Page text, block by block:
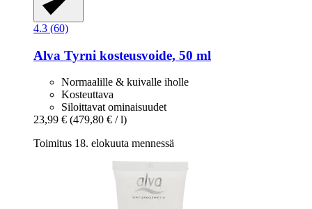
4.3 (60)
Alva Tyrni kosteusvoide, 50 ml
Normaalille & kuivalle iholle
Kosteuttava
Siloittavat ominaisuudet
23,99 € (479,80 € / l)
Toimitus 18. elokuuta mennessä